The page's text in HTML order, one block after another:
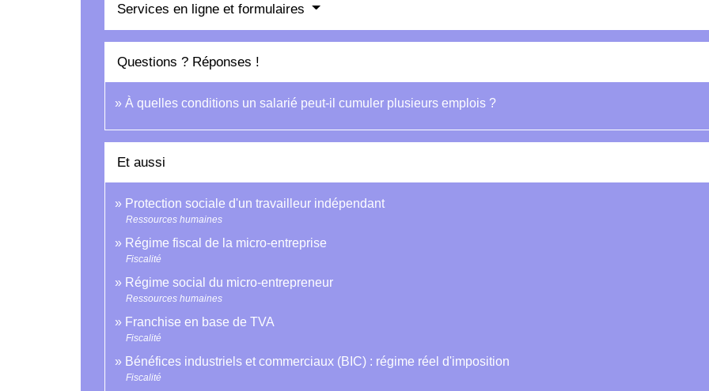
Services en ligne et formulaires
Questions ? Réponses !
À quelles conditions un salarié peut-il cumuler plusieurs emplois ?
Et aussi
Protection sociale d'un travailleur indépendant
Ressources humaines
Régime fiscal de la micro-entreprise
Fiscalité
Régime social du micro-entrepreneur
Ressources humaines
Franchise en base de TVA
Fiscalité
Bénéfices industriels et commerciaux (BIC) : régime réel d'imposition
Fiscalité